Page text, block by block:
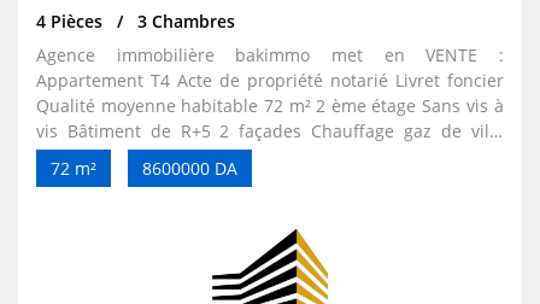
4 Pièces
3 Chambres
Agence immobilière bakimmo met en VENTE :
Appartement T4 Acte de propriété notarié Livret foncier
Qualité moyenne habitable 72 m² 2 ème étage Sans vis à
vis Bâtiment de R+5 2 façades Chauffage gaz de ville
Chauffe eau Sans ascenseur
72 m² 8600000 DA